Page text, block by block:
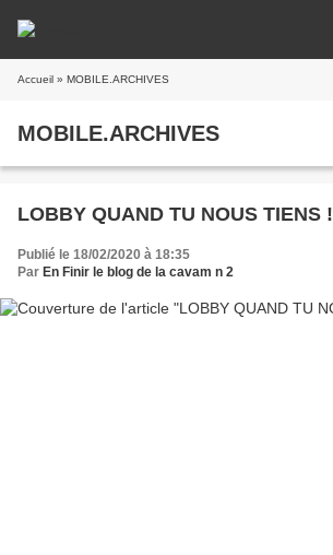
Accueil » MOBILE.ARCHIVES
MOBILE.ARCHIVES
LOBBY QUAND TU NOUS TIENS !
Publié le 18/02/2020 à 18:35
Par En Finir le blog de la cavam n 2